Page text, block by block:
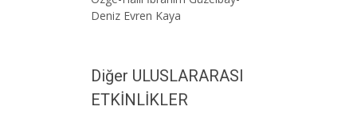
Deniz Evren Kaya
Diğer ULUSLARARASI
ETKİNLİKLER